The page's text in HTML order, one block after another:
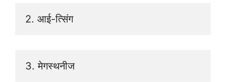
2. आई-त्सिंग
3. मेगस्थनीज